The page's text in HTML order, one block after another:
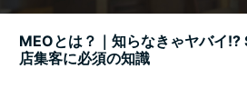
MEOとは？｜知らなきゃヤバイ!?
店集客に必須の知識